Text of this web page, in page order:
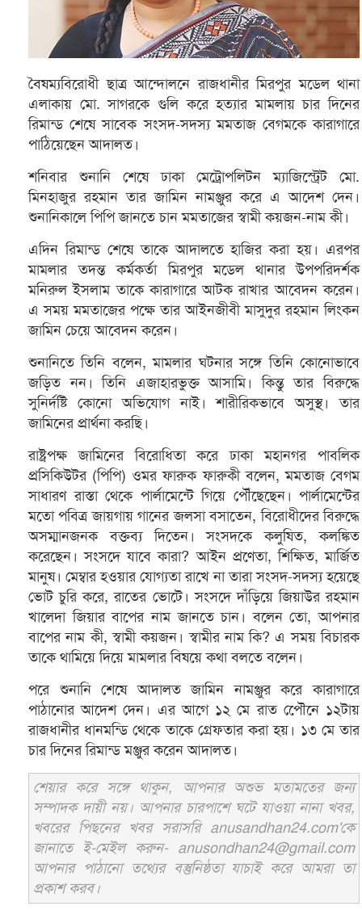
বৈষম্যবিরোধী ছাত্র আন্দোলনে রাজধানীর মিরপুর মডেল থানা
এলাকায় মো. সাগরকে গুলি করে হত্যার মামলায় চার দিনের
রিমান্ড শেষে সাবেক সংসদ-সদস্য মমতাজ বেগমকে কারাগারে
পাঠিয়েছেন আদালত।
শনিবার শুনানি শেষে ঢাকা মেট্রোপলিটন ম্যাজিস্ট্রেট মো.
মিনহাজুর রহমান তার জামিন নামঞ্জুর করে এ আদেশ দেন।
শুনানিকালে পিপি জানতে চান মমতাজের স্বামী কয়জন-নাম কী।
এদিন রিমান্ড শেষে তাকে আদালতে হাজির করা হয়। এরপর
মামলার তদন্ত কর্মকর্তা মিরপুর মডেল থানার উপপরিদর্শক
মনিরুল ইসলাম তাকে কারাগারে আটক রাখার আবেদন করেন।
এ সময় মমতাজের পক্ষে তার আইনজীবী মাসুদুর রহমান লিংকন
জামিন চেয়ে আবেদন করেন।
শুনানিতে তিনি বলেন, মামলার ঘটনার সঙ্গে তিনি কোনোভাবে
জড়িত নন। তিনি এজাহারভুক্ত আসামি। কিন্তু তার বিরুদ্ধে
সুনির্দষ্টি কোনো অভিযোগ নাই। শারীরিকভাবে অসুস্থ। তার
জামিনের প্রার্থনা করছি।
রাষ্ট্রপক্ষ জামিনের বিরোধিতা করে ঢাকা মহানগর পাবলিক
প্রসিকিউটর (পিপি) ওমর ফারুক ফারুকী বলেন, মমতাজ বেগম
সাধারণ রাস্তা থেকে পার্লামেন্টে গিয়ে পৌঁছেছেন। পার্লামেন্টের
মতো পবিত্র জায়গায় গানের জলসা বসাতেন, বিরোধীদের বিরুদ্ধে
অসম্মানজনক বক্তব্য দিতেন। সংসদকে কলুষিত, কলঙ্কিত
করেছেন। সংসদে যাবে কারা? আইন প্রণেতা, শিক্ষিত, মার্জিত
মানুষ। মেম্বার হওয়ার যোগ্যতা রাখে না তারা সংসদ-সদস্য হয়েছে
ভোট চুরি করে, রাতের ভোটে। সংসদে দাঁড়িয়ে জিয়াউর রহমান
খালেদা জিয়ার বাপের নাম জানতে চান। বলেন তো, আপনার
বাপের নাম কী, স্বামী কয়জন। স্বামীর নাম কি? এ সময় বিচারক
তাকে থামিয়ে দিয়ে মামলার বিষয়ে কথা বলতে বলেন।
পরে শুনানি শেষে আদালত জামিন নামঞ্জুর করে কারাগারে
পাঠানোর আদেশ দেন। এর আগে ১২ মে রাত পেৌনে ১২টায়
রাজধানীর ধানমন্ডি থেকে তাকে গ্রেফতার করা হয়। ১৩ মে তার
চার দিনের রিমান্ড মঞ্জুর করেন আদালত।
শেয়ার করে সঙ্গে থাকুন, আপনার অশুভ মতামতের জন্য
সম্পাদক দায়ী নয়। আপনার চারপাশে ঘটে যাওয়া নানা খবর,
খবরের পিছনের খবর সরাসরি anusandhan24.com'কে
জানাতে ই-মেইল করুন- anusondhan24@gmail.com
আপনার পাঠানো তথ্যের বস্তুনিষ্ঠতা যাচাই করে আমরা তা
প্রকাশ করব।